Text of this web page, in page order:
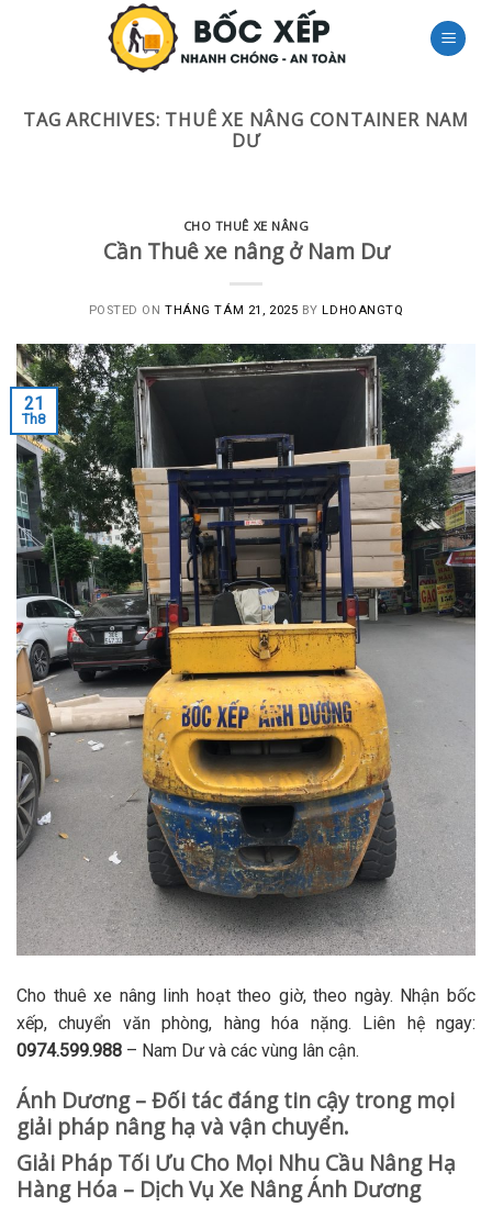
TAG ARCHIVES: THUÊ XE NÂNG CONTAINER NAM
DƯ
CHO THUÊ XE NÂNG
Cần Thuê xe nâng ở Nam Dư
POSTED ONTHÁNG TÁM 21, 2025 BYLDHOANGTQ
21
Th8
Cho thuê xe nâng linh hoạt theo giờ, theo ngày. Nhận bốc
xếp, chuyển văn phòng, hàng hóa nặng. Liên hệ ngay:
0974.599.988 – Nam Dư và các vùng lân cận.
Ánh Dương – Đối tác đáng tin cậy trong mọi
giải pháp nâng hạ và vận chuyển.
Giải Pháp Tối Ưu Cho Mọi Nhu Cầu Nâng Hạ
Hàng Hóa – Dịch Vụ Xe Nâng Ánh Dương